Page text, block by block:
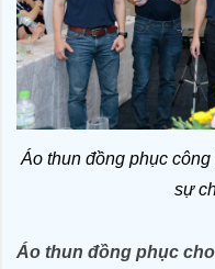
Áo thun đồng phục
sự
Áo thun đồng phục